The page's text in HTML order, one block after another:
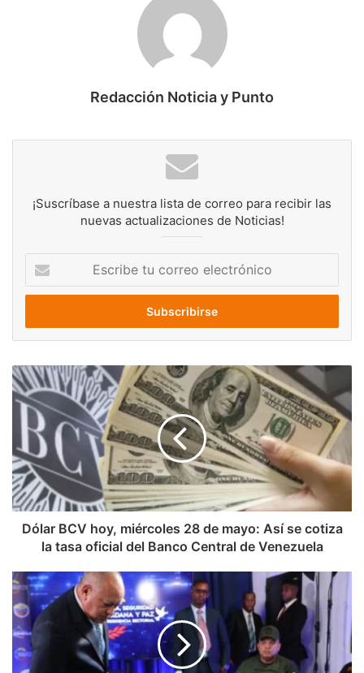
Redacción Noticia y Punto
¡Suscríbase a nuestra lista de correo para recibir las
nuevas actualizaciones de Noticias!
correo
Dólar
BCV
hoy,
miércoles
de
mayo:
Así
se
cotiza
oficial
del
Banco
Central
de
Venezuela
Dólar BCV hoy, miércoles 28 de mayo: Así se cotiza
la tasa oficial del Banco Central de Venezuela
Diosdado:
Neutralizaron
ataques
contra
unas
60